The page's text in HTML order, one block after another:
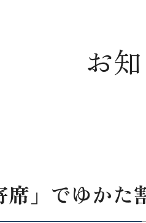
フロアマ
施設資料
ワークシ
お
」でゆかた